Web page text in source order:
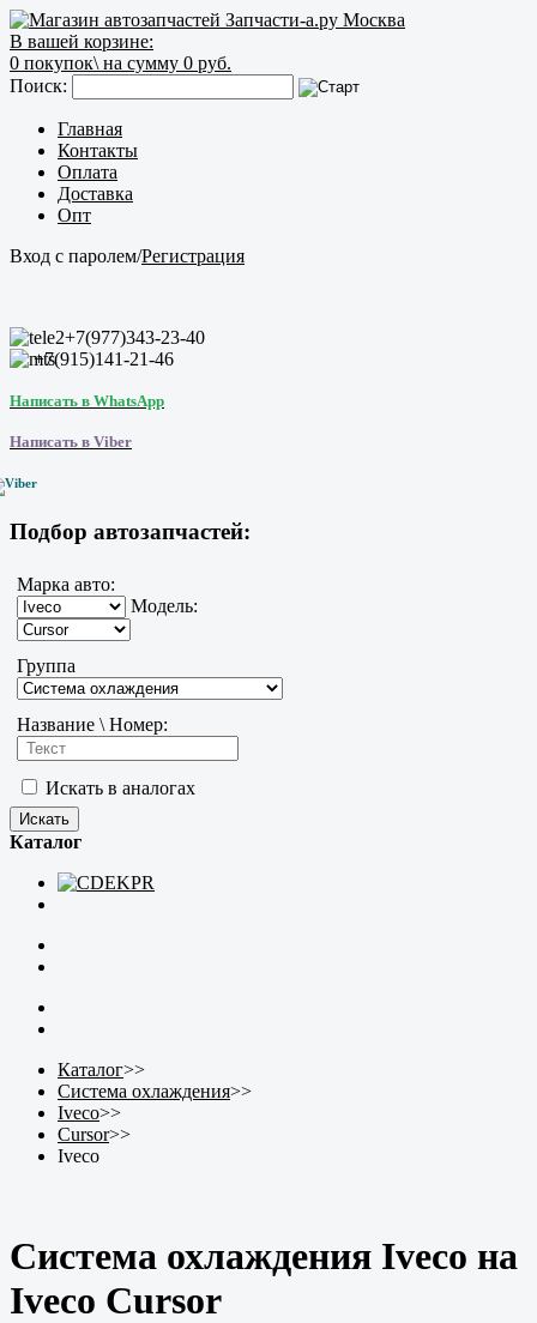
В вашей корзине:
0 покупок\ на сумму 0 руб.
Поиск:
Главная
Контакты
Оплата
Доставка
Опт
Вход с паролем/Регистрация
+7(977)343-23-40
+7(915)141-21-46
Написать в WhatsApp
Написать в Viber
Подбор автозапчастей:
Марка авто:
Модель:
Группа
Название \ Номер:
Искать в аналогах
Каталог
Каталог>>
Система охлаждения>>
Iveco>>
Cursor>>
Iveco
Система охлаждения Iveco на
Iveco Cursor